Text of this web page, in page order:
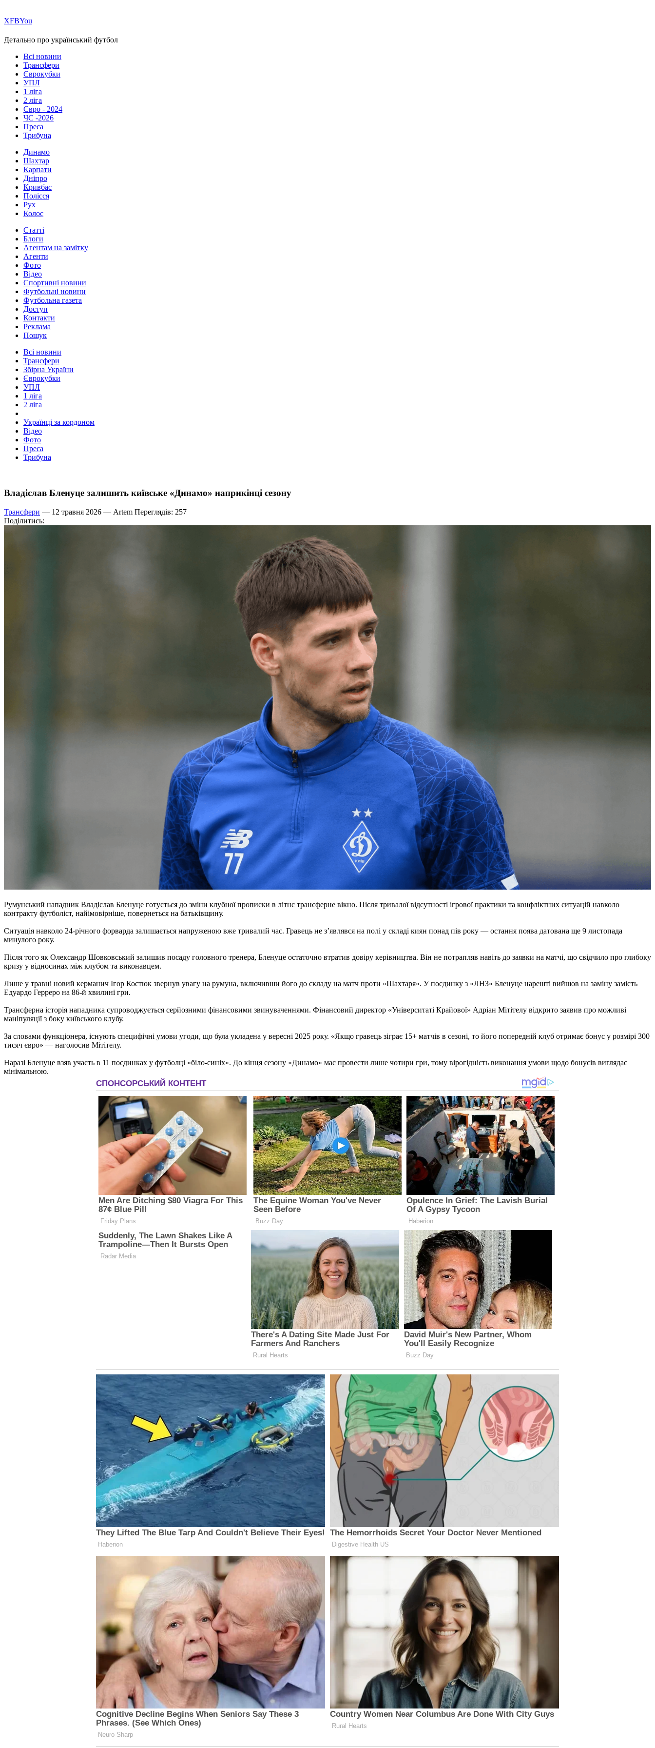
ХFBYou
Детально про український футбол
Всі новини
Трансфери
Єврокубки
УПЛ
1 ліга
2 ліга
Євро - 2024
ЧС -2026
Преса
Трибуна
Динамо
Шахтар
Карпати
Дніпро
Кривбас
Полісся
Рух
Колос
Статті
Блоги
Агентам на замітку
Агенти
Фото
Відео
Спортивні новини
Футбольні новини
Футбольна газета
Доступ
Контакти
Реклама
Пошук
Всі новини
Трансфери
Збірна України
Єврокубки
УПЛ
1 ліга
2 ліга
Українці за кордоном
Відео
Фото
Преса
Трибуна
Владіслав Бленуце залишить київське «Динамо» наприкінці сезону
Трансфери — 12 травня 2026 — Artem Переглядів: 257
Поділитись:
Румунський нападник Владіслав Бленуце готується до зміни клубної прописки в літнє трансферне вікно. Після тривалої відсутності ігрової практики та конфліктних ситуацій навколо
контракту футболіст, найімовірніше, повернеться на батьківщину.
Ситуація навколо 24-річного форварда залишається напруженою вже тривалий час. Гравець не з’являвся на полі у складі киян понад пів року — остання поява датована ще 9 листопада
минулого року.
Після того як Олександр Шовковський залишив посаду головного тренера, Бленуце остаточно втратив довіру керівництва. Він не потрапляв навіть до заявки на матчі, що свідчило про глибоку
кризу у відносинах між клубом та виконавцем.
Лише у травні новий керманич Ігор Костюк звернув увагу на румуна, включивши його до складу на матч проти «Шахтаря». У поєдинку з «ЛНЗ» Бленуце нарешті вийшов на заміну замість
Едуардо Герреро на 86-й хвилині гри.
Трансферна історія нападника супроводжується серйозними фінансовими звинуваченнями. Фінансовий директор «Університаті Крайової» Адріан Мітітелу відкрито заявив про можливі
маніпуляції з боку київського клубу.
За словами функціонера, існують специфічні умови угоди, що була укладена у вересні 2025 року. «Якщо гравець зіграє 15+ матчів в сезоні, то його попередній клуб отримає бонус у розмірі 300
тисяч євро» — наголосив Мітітелу.
Наразі Бленуце взяв участь в 11 поєдинках у футболці «біло-синіх». До кінця сезону «Динамо» має провести лише чотири гри, тому вірогідність виконання умови щодо бонусів виглядає
мінімальною.